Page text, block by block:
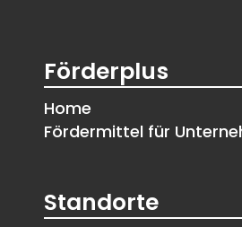
Förderplus
Home
Fördermittel für
Standorte